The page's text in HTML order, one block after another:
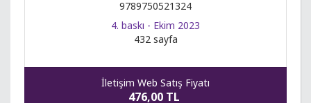
9789750521324
4. baskı - Ekim 2023
432 sayfa
İletişim Web Satış Fiyatı
476,00 TL